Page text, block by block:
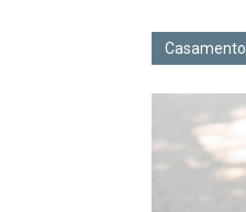
Casamento